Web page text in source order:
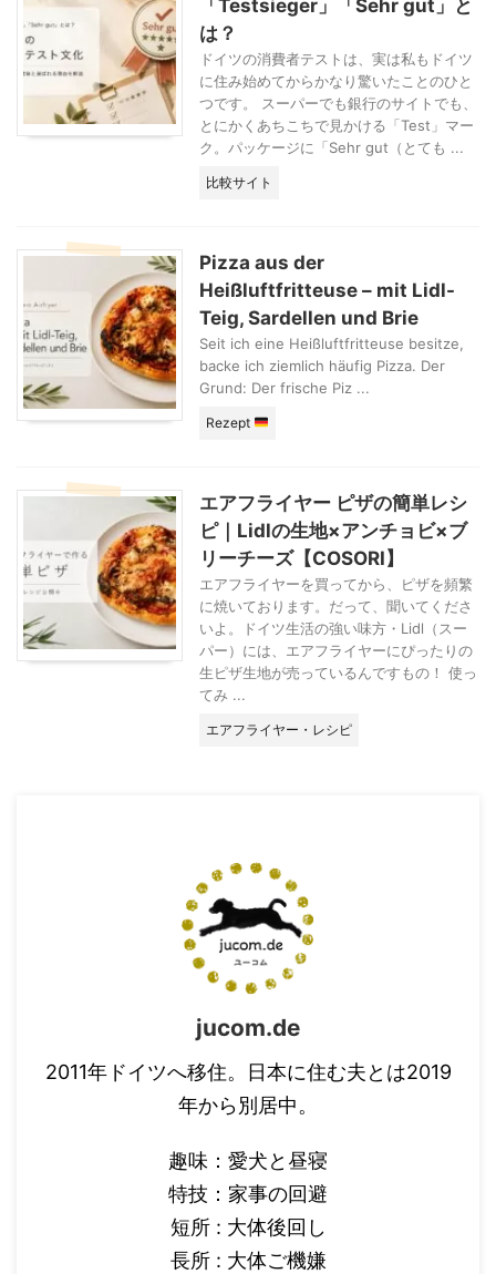
「Testsieger」「Sehr gut」と
は？
ドイツの消費者テストは、実は私もドイツ
に住み始めてからかなり驚いたことのひと
つです。 スーパーでも銀行のサイトでも、
とにかくあちこちで見かける「Test」マー
ク。パッケージに「Sehr gut（とても ...
比較サイト
Pizza aus der
Heißluftfritteuse – mit Lidl-
Teig, Sardellen und Brie
Seit ich eine Heißluftfritteuse besitze,
backe ich ziemlich häufig Pizza. Der
Grund: Der frische Piz ...
Rezept
エアフライヤー ピザの簡単レシ
ピ｜Lidlの生地×アンチョビ×ブ
リーチーズ【COSORI】
エアフライヤーを買ってから、ピザを頻繁
に焼いております。だって、聞いてくださ
いよ。ドイツ生活の強い味方・Lidl（スー
パー）には、エアフライヤーにぴったりの
生ピザ生地が売っているんですもの！ 使っ
てみ ...
エアフライヤー・レシピ
jucom.de
2011年ドイツへ移住。日本に住む夫とは2019
年から別居中。
趣味：愛犬と昼寝
特技：家事の回避
短所 : 大体後回し
長所 : 大体ご機嫌